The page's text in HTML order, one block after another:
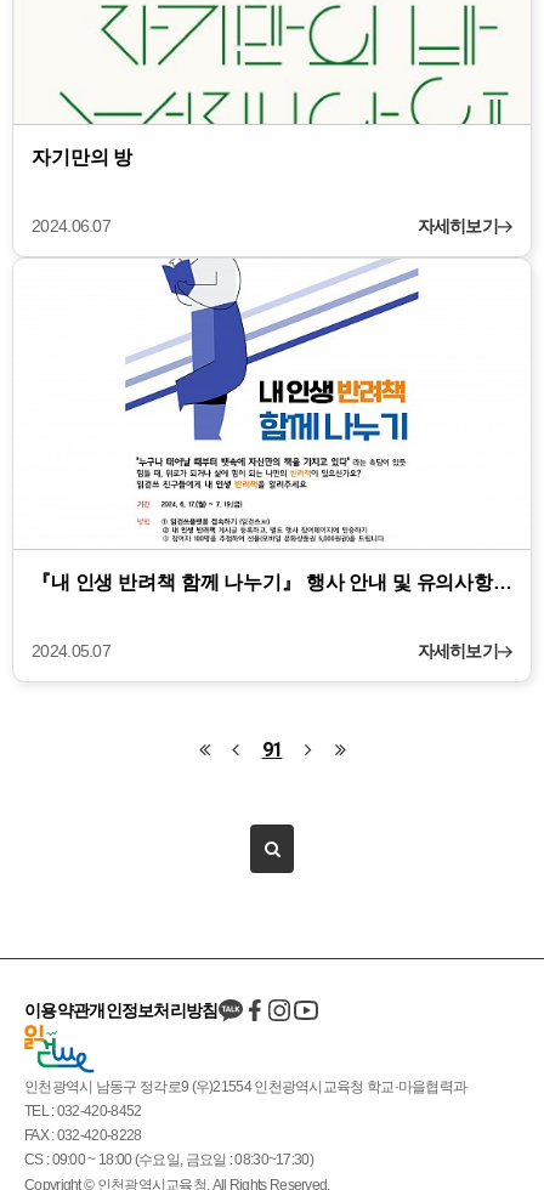
자기만의 방
2024.06.07 자세히보기
『내 인생 반려책 함께 나누기』 행사 안내 및 유의사항…
2024.05.07 자세히보기
91
인천광역시 남동구 정각로9 (우)21554 인천광역시교육청 학교·마을협력과
TEL : 032-420-8452
FAX : 032-420-8228
CS : 09:00 ~ 18:00 (수요일, 금요일 : 08:30~17:30)
Copyright © 인천광역시교육청. All Rights Reserved.
이용약관개인정보처리방침